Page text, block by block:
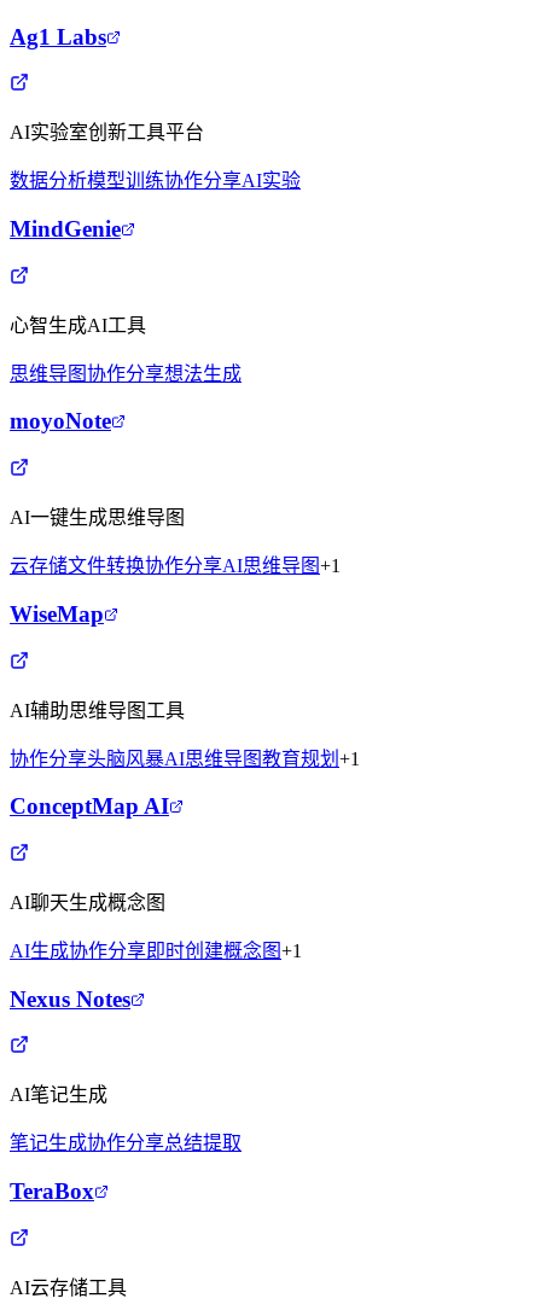
Ag1 Labs
AI实验室创新工具平台
数据分析模型训练协作分享AI实验
MindGenie
心智生成AI工具
思维导图协作分享想法生成
moyoNote
AI一键生成思维导图
云存储文件转换协作分享AI思维导图+1
WiseMap
AI辅助思维导图工具
协作分享头脑风暴AI思维导图教育规划 +1
ConceptMap AI
AI聊天生成概念图
AI生成协作分享即时创建概念图+1
Nexus Notes
AI笔记生成
笔记生成协作分享总结提取
TeraBox
AI云存储工具